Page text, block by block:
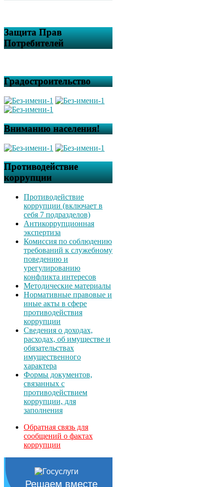
Защита Прав
Потребителей
Градостроительство
Вниманию населения!
Противодействие
коррупции
Противодействие
коррупции (включает в
себя 7 подразделов)
Антикоррупционная
экспертиза
Комиссия по соблюдению
требований к служебному
поведению и
урегулированию
конфликта интересов
Методические материалы
Нормативные правовые и
иные акты в сфере
противодействия
коррупции
Сведения о доходах,
расходах, об имуществе и
обязательствах
имущественного
характера
Формы документов,
связанных с
противодействием
коррупции, для
заполнения
Обратная связь для
сообщений о фактах
коррупции
Решаем вместе